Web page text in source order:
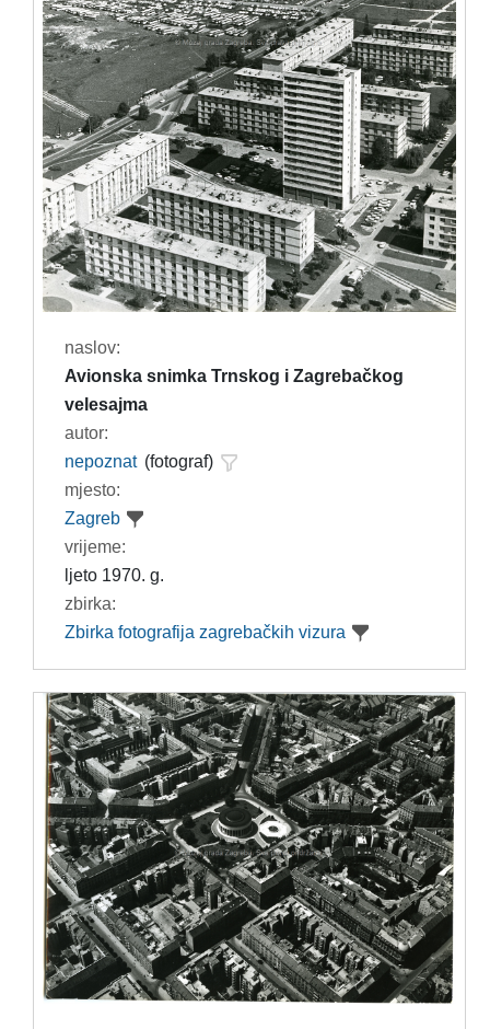
naslov:
Avionska snimka Trnskog i Zagrebačkog
velesajma
autor:
nepoznat (fotograf)
mjesto:
Zagreb
vrijeme:
ljeto 1970. g.
zbirka:
Zbirka fotografija zagrebačkih vizura